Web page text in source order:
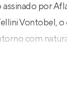
por
Vontobel,
com
a cidade.